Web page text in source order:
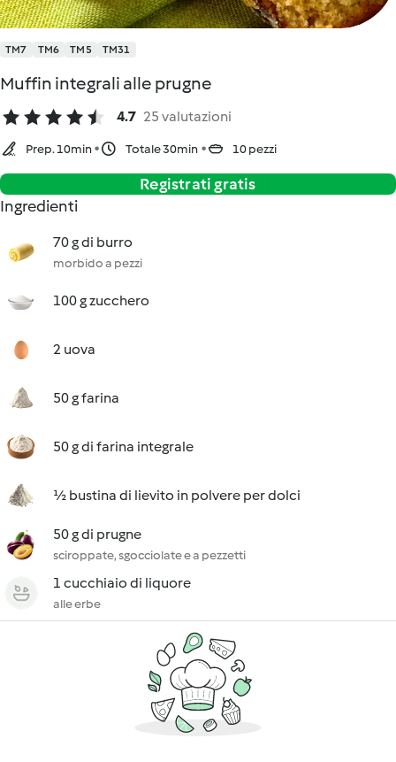
TM7 TM6 TM5 TM31
Muffin integrali alle prugne
4.7 25 valutazioni
Prep. 10min Totale 30min 10 pezzi
Registrati gratis
Ingredienti
70 g di burro
morbido a pezzi
100 g zucchero
2 uova
50 g farina
50 g di farina integrale
½ bustina di lievito in polvere per dolci
50 g di prugne
sciroppate, sgocciolate e a pezzetti
1 cucchiaio di liquore
alle erbe